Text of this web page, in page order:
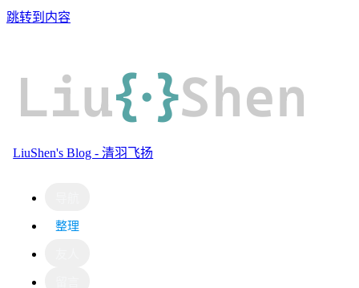
跳转到内容
Liu{·}Shen
LiuShen's Blog - 清羽飞扬
整理